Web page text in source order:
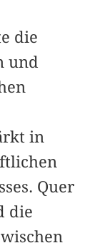
die
und
in
Quer
die